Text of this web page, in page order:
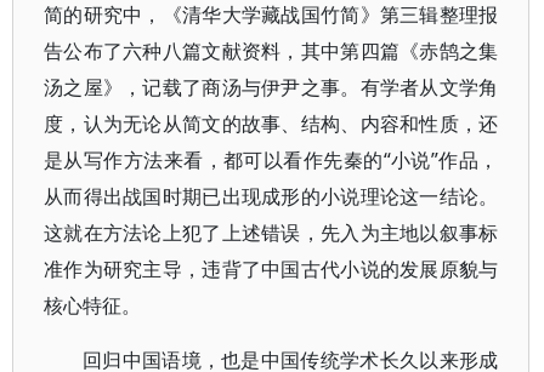
简的研究中，《清华大学藏战国竹简》第三辑整理报
告公布了六种八篇文献资料，其中第四篇《赤鹄之集
汤之屋》，记载了商汤与伊尹之事。有学者从文学角
度，认为无论从简文的故事、结构、内容和性质，还
是从写作方法来看，都可以看作先秦的“小说”作品，
从而得出战国时期已出现成形的小说理论这一结论。
这就在方法论上犯了上述错误，先入为主地以叙事标
准作为研究主导，违背了中国古代小说的发展原貌与
核心特征。
回归中国语境，也是中国传统学术长久以来形成